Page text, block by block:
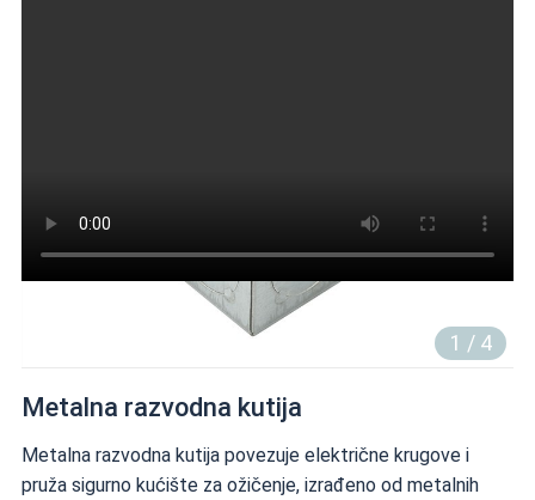
1 / 4
Metalna razvodna kutija
Metalna razvodna kutija povezuje električne krugove i
pruža sigurno kućište za ožičenje, izrađeno od metalnih